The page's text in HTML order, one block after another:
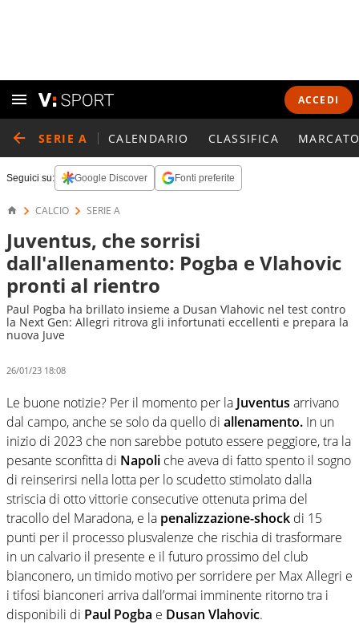
ACCEDI
SERIE A CALENDARIO CLASSIFICA
Seguici su: Google Discover Fonti preferite
CALCIO SERIE A
Juventus, che sorrisi
dall'allenamento: Pogba e Vlahovic
pronti al rientro
Paul Pogba ha brillato insieme a Dusan Vlahovic nel test contro
la Next Gen: Allegri ritrova gli infortunati eccellenti e prepara la
nuova Juve
26/01/23 18:08
Le buone notizie? Per il momento per la Juventus arrivano
dal campo, anche se solo da quello di allenamento. In un
inizio di 2023 che non sarebbe potuto essere peggiore, tra la
pesante sconfitta di Napoli che aveva di fatto spento il sogno
di reinserirsi nella lotta per lo scudetto stimolato dalla
striscia di otto vittorie consecutive ottenuta prima del
tracollo del Maradona, e la penalizzazione-shock di 15
punti per il processo plusvalenze che rischia di trasformare
in un calvario il presente e il futuro prossimo del club
bianconero, un timido motivo per sorridere per Max Allegri e
i tifosi bianconeri arriva dall’ormai imminente ritorno tra i
disponibili di Paul Pogba e Dusan Vlahovic.